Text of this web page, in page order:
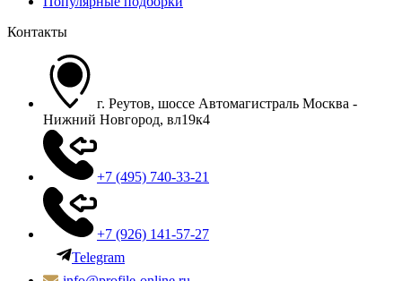
Контакты
г. Реутов, шоссе Автомагистраль Москва -
Нижний Новгород, вл19к4
+7 (495) 740-33-21
+7 (926) 141-57-27
Telegram